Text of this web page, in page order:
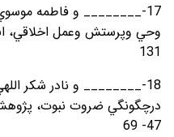
17-________ و فاطمه
131
18-________ و نادر شکر
47- 69